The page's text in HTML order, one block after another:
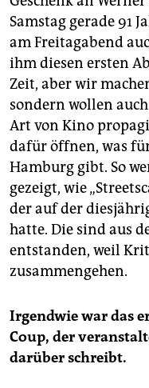
Samstag gerade 91
am Freitagabend
ihm diesen ersten
Zeit, aber wir
sondern wollen
Art von Kino
dafür öffnen, was
Hamburg gibt. So
gezeigt, wie
der auf der
hatte. Die sind aus
entstanden, weil
zusammengehen.
Irgendwie war das
Coup, der
darüber schreibt.